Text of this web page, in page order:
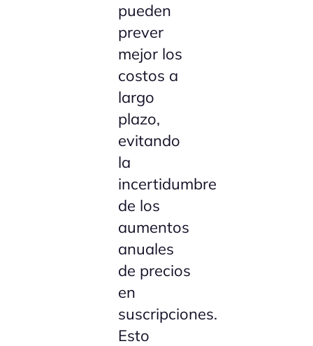
pueden
prever
mejor los
costos a
largo
plazo,
evitando
la
incertidumbre
de los
aumentos
anuales
de precios
en
suscripciones.
Esto